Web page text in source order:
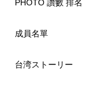
PHOTO 讚數 排名
成員名單
台湾ストーリー